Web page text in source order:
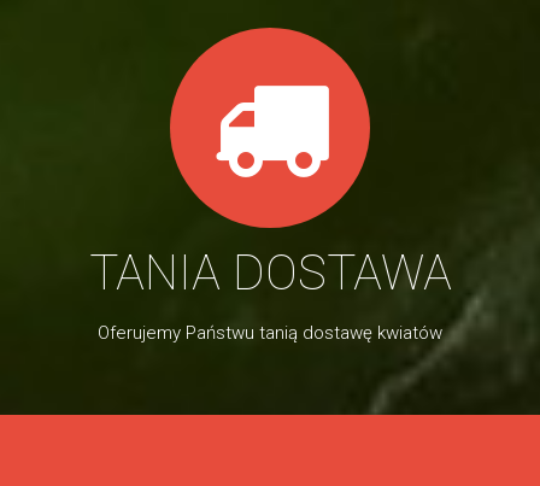
TANIA DOSTAWA
Oferujemy Państwu tanią dostawę kwiatów